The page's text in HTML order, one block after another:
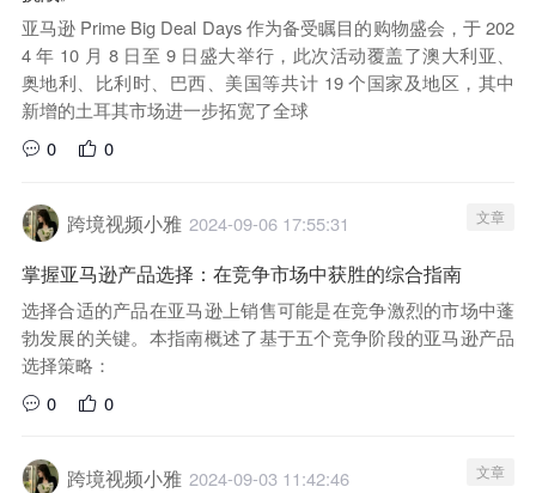
亚马逊 Prime Big Deal Days 作为备受瞩目的购物盛会，于 202
4 年 10 月 8 日至 9 日盛大举行，此次活动覆盖了澳大利亚、
奥地利、比利时、巴西、美国等共计 19 个国家及地区，其中
新增的土耳其市场进一步拓宽了全球
0
0
跨境视频小雅 2024-09-06 17:55:31 文章
掌握亚马逊产品选择：在竞争市场中获胜的综合指南
选择合适的产品在亚马逊上销售可能是在竞争激烈的市场中蓬
勃发展的关键。本指南概述了基于五个竞争阶段的亚马逊产品
选择策略：
0
0
跨境视频小雅 2024-09-03 11:42:46 文章